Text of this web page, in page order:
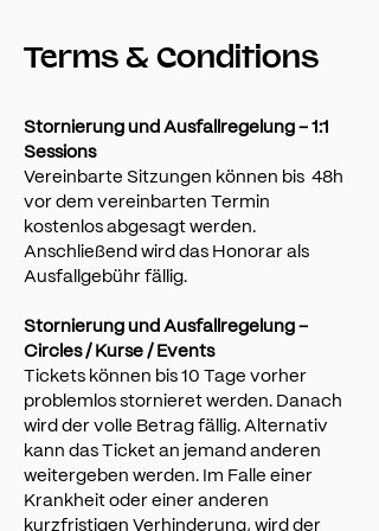
Terms & Conditions
Stornierung und Ausfallregelung – 1:1
Sessions
Vereinbarte Sitzungen können bis 48h
vor dem vereinbarten Termin
kostenlosabgesagt werden.
Anschließend wird das Honorar als
Ausfallgebühr fällig.
Stornierung und Ausfallregelung –
Circles / Kurse / Events
Tickets können bis 10 Tage vorher
problemlos stornieret werden. Danach
wird der volle Betrag fällig. Alternativ
kann das Ticket an jemand anderen
weitergeben werden. Im Falle einer
Krankheit oder einer anderen
kurzfristigen Verhinderung, wird der